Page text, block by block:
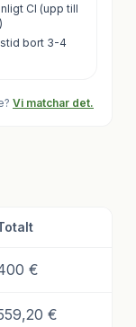
CI (upp till
bort 3-4
Vi matchar det.
€
€